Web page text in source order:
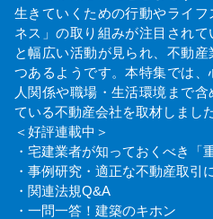
生きていくための行動やライ
ネス」の取り組みが注目され
と幅広い活動が見られ、不動
つあるようです。本特集では
人関係や職場・生活環境まで
ている不動産会社を取材しまし
＜好評連載中＞
・宅建業者が知っておくべき「
・事例研究・適正な不動産取引
・関連法規Q&A
・一問一答！建築のキホン